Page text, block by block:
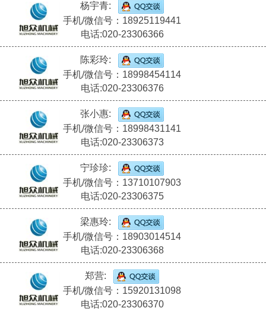
杨宇青:
手机/微信号：18925119441
电话:020-23306366
陈彩玲:
手机/微信号：18998454114
电话:020-23306376
张小惠:
手机/微信号：18998431141
电话:020-23306373
宁珍珍:
手机/微信号：13710107903
电话:020-23306375
梁惠玲:
手机/微信号：18903014514
电话:020-23306368
郑营:
手机/微信号：15920131098
电话:020-23306370